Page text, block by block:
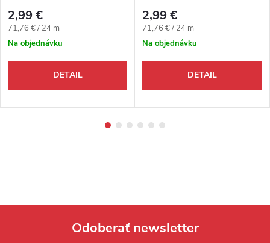
2,99 €
Jednotková cena:
71,76 € / 24 m
Na objednávku
DETAIL
2,99 €
Jednotková cena:
71,76 € / 24 m
Na objednávku
DETAIL
Odoberať newsletter